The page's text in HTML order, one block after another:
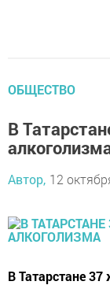
ОБЩЕСТВО
В
Автор, 12
В Татарстане